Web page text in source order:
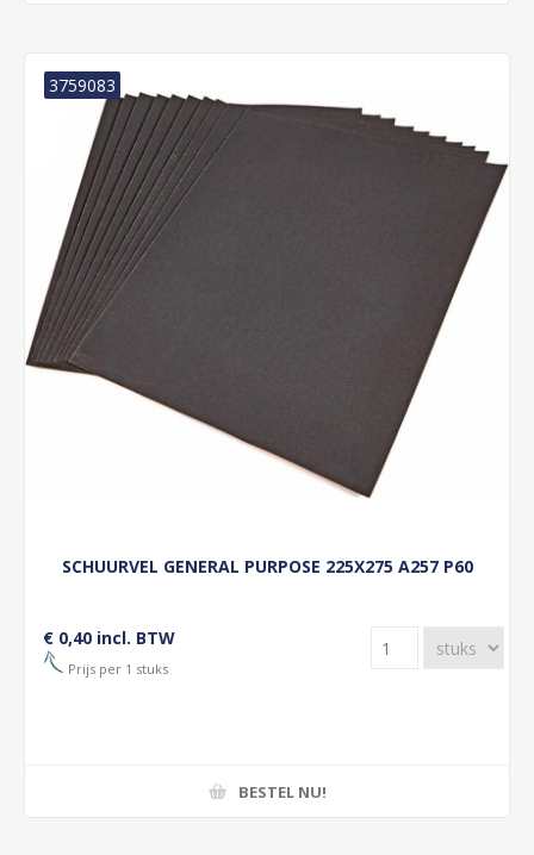
SCHUURVEL GENERAL PURPOSE 225X275 A257 P60
3759083
€ 0,40 incl. BTW
Prijs per 1 stuks
BESTEL NU!